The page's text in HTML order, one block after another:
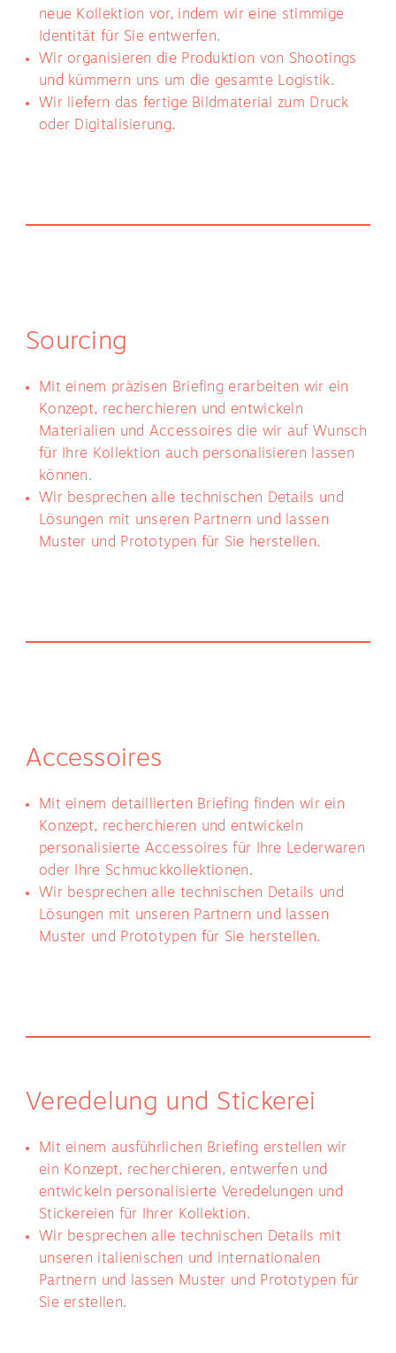
neue Kollektion vor, indem wir eine stimmige
Identität für Sie entwerfen.
Wir organisieren die Produktion von Shootings
und kümmern uns um die gesamte Logistik.
Wir liefern das fertige Bildmaterial zum Druck
oder Digitalisierung.
Sourcing
Mit einem präzisen Briefing erarbeiten wir ein
Konzept, recherchieren und entwickeln
Materialien und Accessoires die wir auf Wunsch
für Ihre Kollektion auch personalisieren lassen
können.
Wir besprechen alle technischen Details und
Lösungen mit unseren Partnern und lassen
Muster und Prototypen für Sie herstellen.
Accessoires
Mit einem detaillierten Briefing finden wir ein
Konzept, recherchieren und entwickeln
personalisierte Accessoires für Ihre Lederwaren
oder Ihre Schmuckkollektionen.
Wir besprechen alle technischen Details und
Lösungen mit unseren Partnern und lassen
Muster und Prototypen für Sie herstellen.
Veredelung und Stickerei
Mit einem ausführlichen Briefing erstellen wir
ein Konzept, recherchieren, entwerfen und
entwickeln personalisierte Veredelungen und
Stickereien für Ihrer Kollektion.
Wir besprechen alle technischen Details mit
unseren italienischen und internationalen
Partnern und lassen Muster und Prototypen für
Sie erstellen.